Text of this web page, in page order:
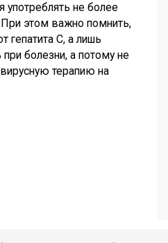
употреблять не более
При этом важно помнить,
гепатита С, а лишь
болезни, а потому не
терапию на